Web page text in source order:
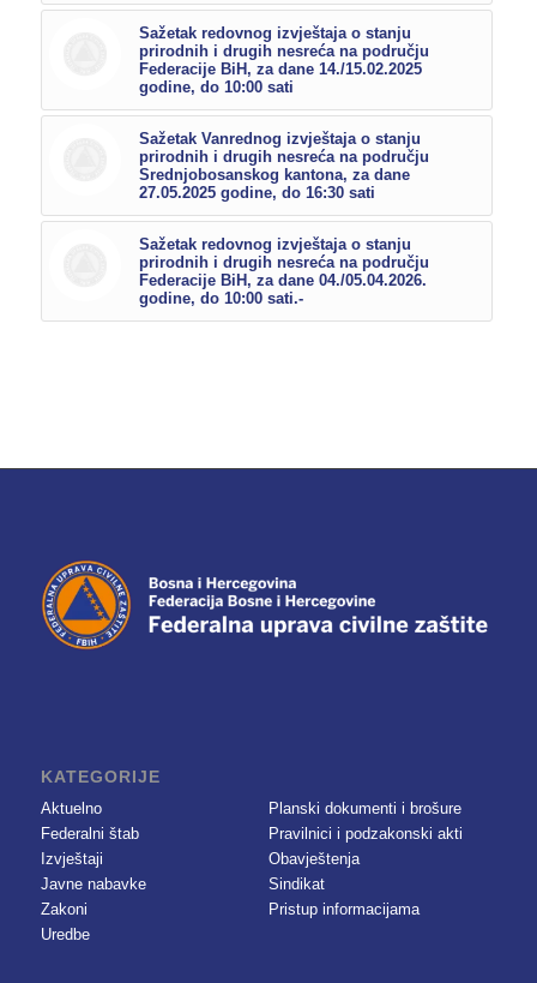
Sažetak redovnog izvještaja o stanju
prirodnih i drugih nesreća na području
Federacije BiH, za dane 14./15.02.2025
godine, do 10:00 sati
Sažetak Vanrednog izvještaja o stanju
prirodnih i drugih nesreća na području
Srednjobosanskog kantona, za dane
27.05.2025 godine, do 16:30 sati
Sažetak redovnog izvještaja o stanju
prirodnih i drugih nesreća na području
Federacije BiH, za dane 04./05.04.2026.
godine, do 10:00 sati.-
KATEGORIJE
Aktuelno
Federalni štab
Izvještaji
Javne nabavke
Zakoni
Uredbe
Planski dokumenti i brošure
Pravilnici i podzakonski akti
Obavještenja
Sindikat
Pristup informacijama